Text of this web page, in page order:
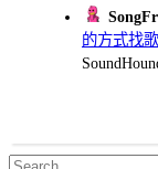
的方式找
Search